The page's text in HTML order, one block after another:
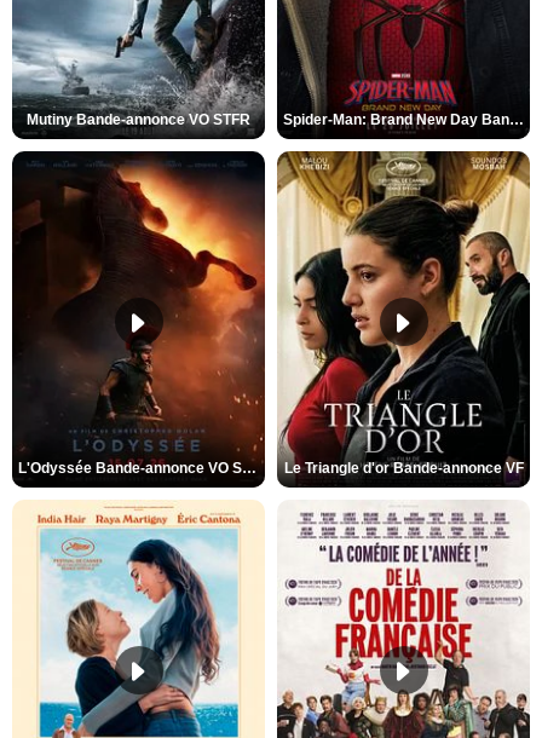
Mutiny Bande-annonce VO STFR Spider-Man: Brand New Day Bande-annonce VO STFR
L'Odyssée Bande-annonce VO STFR Le Triangle d'or Bande-annonce VF